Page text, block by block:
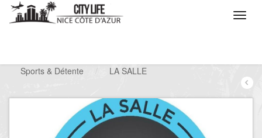
Sports & Détente
/ LA SALLE